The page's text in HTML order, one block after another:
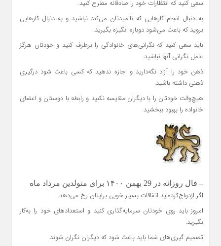
سعی کنید که انتظارات خود را صادقانه مطرح کنید.
به دنبال انجام کارهایی که ناامیدتان می‌کند نباشید و به دنبال کارهایی
بروید که باعث می‌شود دوباره انگیزه بگیرید.
باید سعی کنید که نگرانی‌های خانوادگی را برطرف کنید و خودتان هرگز
عامل نگرانی آنها نباشید.
ذهن خود را آزاد نگه‌دارید و اجازه ندهید که کسی باعث شود درگیری
ذهنی داشته باشید.
هیچ‌وقت خودتان را با دیگران مقایسه نکنید و رابطه با دوستان و اعضای
خانواده را بهبود ببخشید.
– فال روزانه در 29 بهمن ۱۴۰۰ برای متولدین مرداد ماه
اگر ازدواج‌کرده‌اید اتفاقات بسیار خوبی برایتان رخ می‌دهد.
امروز باید روی خودتان سرمایه‌گذاری کنید و استعدادهای خود را به‌کار
بگیرید.
تصمیم گیری‌های شما باید باعث شود که دیگران نگران شوند.